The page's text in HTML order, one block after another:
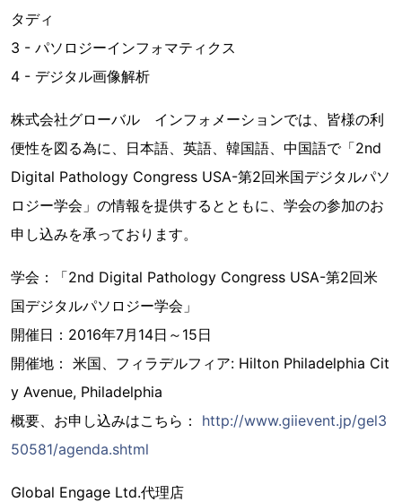
タディ
3 - パソロジーインフォマティクス
4 - デジタル画像解析
株式会社グローバル インフォメーションでは、皆様の利
便性を図る為に、日本語、英語、韓国語、中国語で「2nd
Digital Pathology Congress USA-第2回米国デジタルパソ
ロジー学会」の情報を提供するとともに、学会の参加のお
申し込みを承っております。
学会：「2nd Digital Pathology Congress USA-第2回米
国デジタルパソロジー学会」
開催日：2016年7月14日～15日
開催地： 米国、フィラデルフィア: Hilton Philadelphia Cit
y Avenue, Philadelphia
概要、お申し込みはこちら： http://www.giievent.jp/gel3
50581/agenda.shtml
Global Engage Ltd.代理店